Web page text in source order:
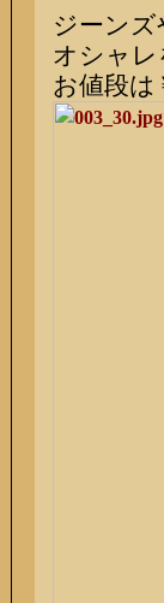
ジーン
オシャ
お値段は